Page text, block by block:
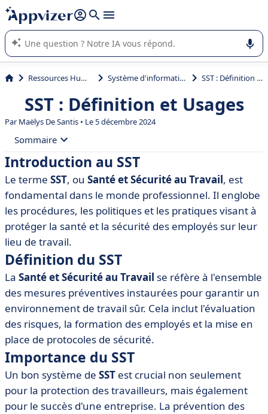
répondre (plusieurs lignes avec
L'IA de Appvizer vous guide dans l'utilisation ou la sélection de
logiciel SaaS en entreprise.
Ressources Humaines (RH) Système d'information RH (SIRH) SST : Définition et Usages
SST : Définition et Usages
ParMaëlys De Santis • Le 5 décembre 2024
Sommaire
• Introduction au SST
• Définition du SST
• Importance du SST
• Les principaux éléments du SST
• Mise en œuvre d'un SST efficace
• Outils et logiciels recommandés pour la gestion du
SST
• Conclusion
Introduction au SST
Le terme SST, ou Santé et Sécurité au Travail, est
fondamental dans le monde professionnel. Il englobe
les procédures, les politiques et les pratiques visant à
protéger la santé et la sécurité des employés sur leur
lieu de travail.
Définition du SST
La Santé et Sécurité au Travail se réfère à l'ensemble
des mesures préventives instaurées pour garantir un
environnement de travail sûr. Cela inclut l'évaluation
des risques, la formation des employés et la mise en
place de protocoles de sécurité.
Importance du SST
Un bon système de SST est crucial non seulement
pour la protection des travailleurs, mais également
pour le succès d'une entreprise. La prévention des